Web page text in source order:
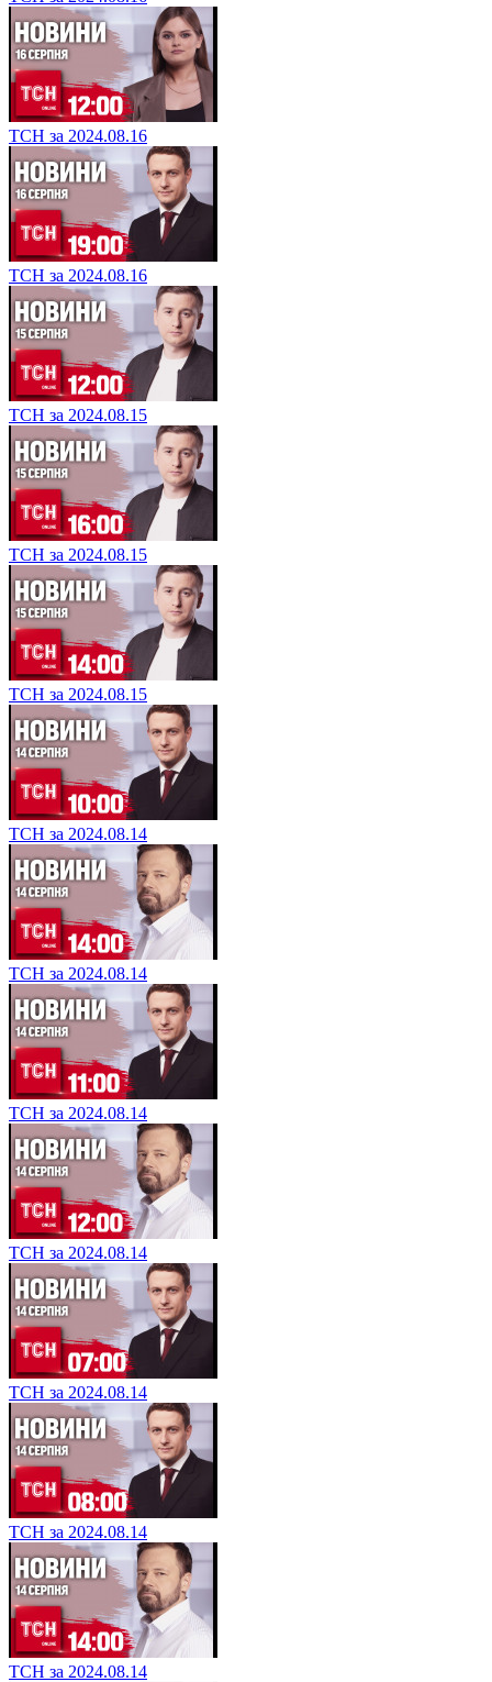
ТСН за 2024.08.16
ТСН за 2024.08.16
ТСН за 2024.08.15
ТСН за 2024.08.15
ТСН за 2024.08.15
ТСН за 2024.08.14
ТСН за 2024.08.14
ТСН за 2024.08.14
ТСН за 2024.08.14
ТСН за 2024.08.14
ТСН за 2024.08.14
ТСН за 2024.08.14